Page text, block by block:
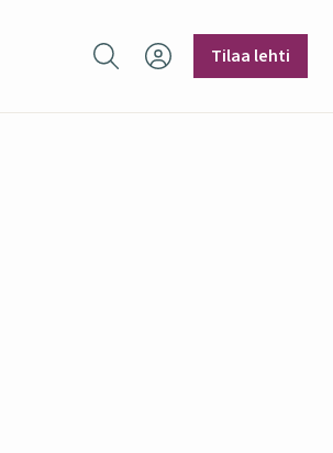
Hae sivustolta
Tilaa lehti